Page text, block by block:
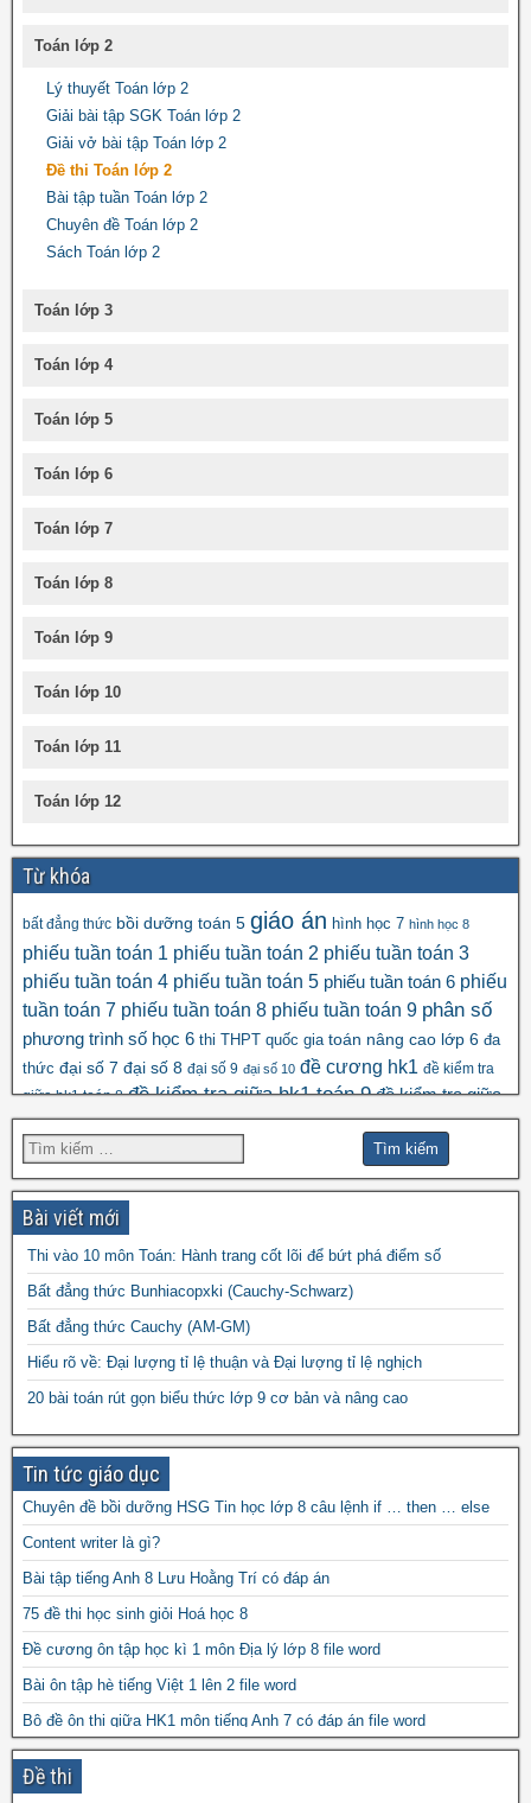
Toán lớp 2
Lý thuyết Toán lớp 2
Giải bài tập SGK Toán lớp 2
Giải vở bài tập Toán lớp 2
Đề thi Toán lớp 2
Bài tập tuần Toán lớp 2
Chuyên đề Toán lớp 2
Sách Toán lớp 2
Toán lớp 3
Toán lớp 4
Toán lớp 5
Toán lớp 6
Toán lớp 7
Toán lớp 8
Toán lớp 9
Toán lớp 10
Toán lớp 11
Toán lớp 12
Từ khóa
bất đẳng thức bồi dưỡng toán 5 giáo án hình học 7 hình học 8
phiếu tuần toán 1 phiếu tuần toán 2 phiếu tuần toán 3
phiếu tuần toán 4 phiếu tuần toán 5 phiếu tuần toán 6 phiếu
tuần toán 7 phiếu tuần toán 8 phiếu tuần toán 9 phân số
phương trình số học 6 thi THPT quốc gia toán nâng cao lớp 6 đa
thức đại số 7 đại số 8 đại số 9 đại số 10 đề cương hk1 đề kiểm tra
giữa hk1 toán 8 đề kiểm tra giữa hk1 toán 9 đề kiểm tra giữa
hk2 toán 9 đề kscl đề thi hk1 toán 6
đề thi hk1 toán 8 đề thi hk1 toán 9 đề thi hk2 toán
9 đề thi hsg toán 6
đề thi
hsg toán 8đề thi hsg toán 9 đề thi olympic
toán đề thi thử vào 10 đề thi toán chuyên
vào 10 môn toán năm 2022đề thi vào
10 môn toán năm 2023 đề thi vào 10 môn toán
năm 2024
Bài viết mới
Thi vào 10 môn Toán: Hành trang cốt lõi để bứt phá điểm số
Bất đẳng thức Bunhiacopxki (Cauchy-Schwarz)
Bất đẳng thức Cauchy (AM-GM)
Hiểu rõ về: Đại lượng tỉ lệ thuận và Đại lượng tỉ lệ nghịch
20 bài toán rút gọn biểu thức lớp 9 cơ bản và nâng cao
Tin tức giáo dục
Chuyên đề bồi dưỡng HSG Tin học lớp 8 câu lệnh if … then … else
Content writer là gì?
Bài tập tiếng Anh 8 Lưu Hoằng Trí có đáp án
75 đề thi học sinh giỏi Hoá học 8
Đề cương ôn tập học kì 1 môn Địa lý lớp 8 file word
Bài ôn tập hè tiếng Việt 1 lên 2 file word
Bộ đề ôn thi giữa HK1 môn tiếng Anh 7 có đáp án file word
Bài tập Tiếng Anh 6 – Vũ Thị Phượng (có file word)
Đề thi Ngữ Văn vào 10 THPT tỉnh Bình Phước 2024-2025
Đề thi